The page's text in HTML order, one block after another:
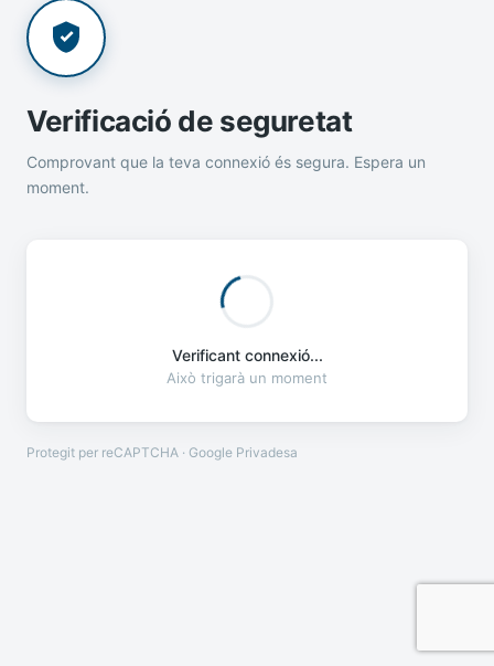
Verificació de seguretat
Comprovant que la teva connexió és segura. Espera un
moment.
Verificant connexió...
Això trigarà un moment
Protegit per reCAPTCHA · Google Privadesa